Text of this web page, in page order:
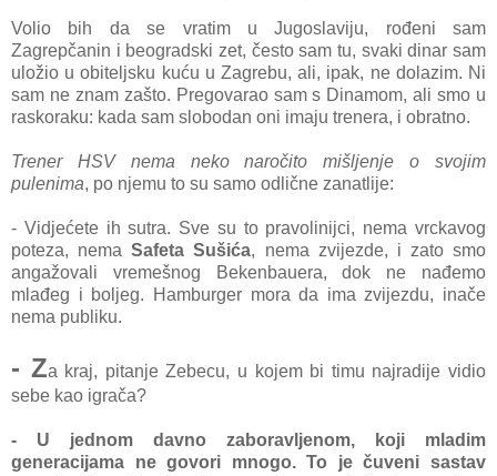
Volio bih da se vratim u Jugoslaviju, rođeni sam
Zagrepčanin i beogradski zet, često sam tu, svaki dinar sam
uložio u obiteljsku kuću u Zagrebu, ali, ipak, ne dolazim. Ni
sam ne znam zašto. Pregovarao sam s Dinamom, ali smo u
raskoraku: kada sam slobodan oni imaju trenera, i obratno.
Trener HSV nema neko naročito mišljenje o svojim
pulenima, po njemu to su samo odlične zanatlije:
- Vidjećete ih sutra. Sve su to pravolinijci, nema vrckavog
poteza, nemaSafeta Sušića, nema zvijezde, i zato smo
angažovali vremešnog Bekenbauera, dok ne nađemo
mlađeg i boljeg. Hamburger mora da ima zvijezdu, inače
nema publiku.
- Za kraj, pitanje Zebecu, u kojem bi timu najradije vidio
sebe kao igrača?
- U jednom davno zaboravljenom, koji mladim
generacijama ne govori mnogo. To je čuveni sastav